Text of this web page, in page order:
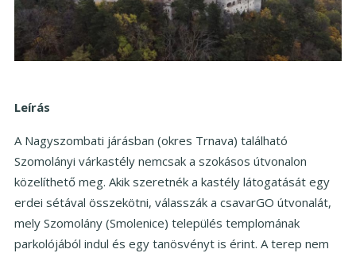
Leírás
A Nagyszombati járásban (okres Trnava) található
Szomolányi várkastély nemcsak a szokásos útvonalon
közelíthető meg. Akik szeretnék a kastély látogatását egy
erdei sétával összekötni, válasszák a csavarGO útvonalát,
mely Szomolány (Smolenice) település templomának
parkolójából indul és egy tanösvényt is érint. A terep nem